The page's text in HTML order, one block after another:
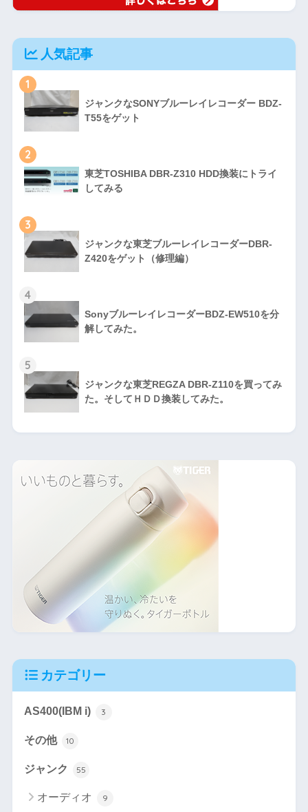
人気記事
1
ジャンクなSONYブルーレイレコーダー BDZ-
T55をゲット
2
東芝TOSHIBA DBR-Z310 HDD換装にトライ
してみる
3
ジャンクな東芝ブルーレイレコーダーDBR-
Z420をゲット（修理編）
4
SonyブルーレイレコーダーBDZ-EW510を分
解してみた。
5
ジャンクな東芝REGZA DBR-Z110を買ってみ
た。そしてＨＤＤ換装してみた。
カテゴリー
AS400(IBM i) 3
その他 10
ジャンク 55
オーディオ 9